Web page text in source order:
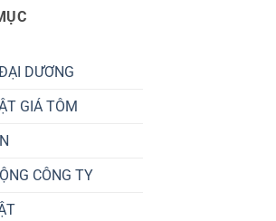
DƯƠNG
GIÁ TÔM
CÔNG TY